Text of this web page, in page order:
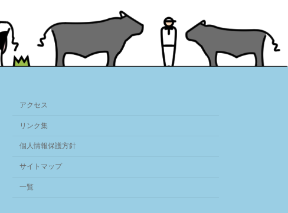
アクセス
リンク集
個人情報保護方針
サイトマップ
一覧